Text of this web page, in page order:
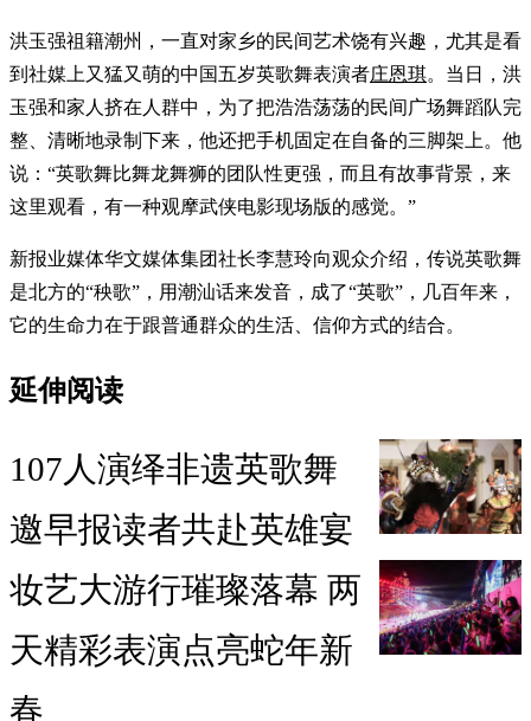
洪玉强祖籍潮州，一直对家乡的民间艺术饶有兴趣，尤其是看
到社媒上又猛又萌的中国五岁英歌舞表演者庄恩琪。当日，洪
玉强和家人挤在人群中，为了把浩浩荡荡的民间广场舞蹈队完
整、清晰地录制下来，他还把手机固定在自备的三脚架上。他
说：“英歌舞比舞龙舞狮的团队性更强，而且有故事背景，来
这里观看，有一种观摩武侠电影现场版的感觉。”
新报业媒体华文媒体集团社长李慧玲向观众介绍，传说英歌舞
是北方的“秧歌”，用潮汕话来发音，成了“英歌”，几百年来，
它的生命力在于跟普通群众的生活、信仰方式的结合。
延伸阅读
107人演绎非遗英歌舞
邀早报读者共赴英雄宴
妆艺大游行璀璨落幕 两
天精彩表演点亮蛇年新
春